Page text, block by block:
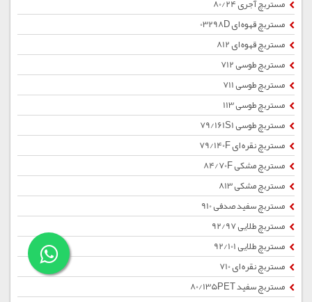
مستربچ آجری 80/24
مستربچ قهوه ای 03298D
مستربچ قهوه ای 812
مستربچ طوسی 712
مستربچ طوسی 711
مستربچ طوسی 113
مستربچ طوسی 79/161S1
مستربچ نقره ای 79/140F
مستربچ مشکی 84/70F
مستربچ مشکی 813
مستربچ سفید صدفی 910
مستربچ طلایی 92/97
مستربچ طلایی 92/101
مستربچ نقره ای 710
مستربچ سفید 80/135PET